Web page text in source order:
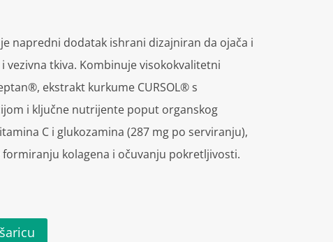
napredni dodatak ishrani dizajniran da ojača i
vezivna tkiva. Kombinuje visokokvalitetni
ekstrakt kurkume CURSOL® s
i ključne nutrijente poput organskog
C i glukozamina (287 mg po serviranju),
kolagena i očuvanju pokretljivosti.